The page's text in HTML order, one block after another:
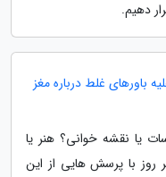
دهیم.
باورهای غلط درباره مغز
یا نقشه خوانی؟ هنر یا
روز با پرسش هایی از این